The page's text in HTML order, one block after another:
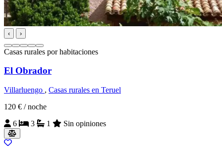
‹ ›
Casas rurales por habitaciones
El Obrador
Villarluengo , Casas rurales en Teruel
120 € / noche
6
3 1 Sin opiniones